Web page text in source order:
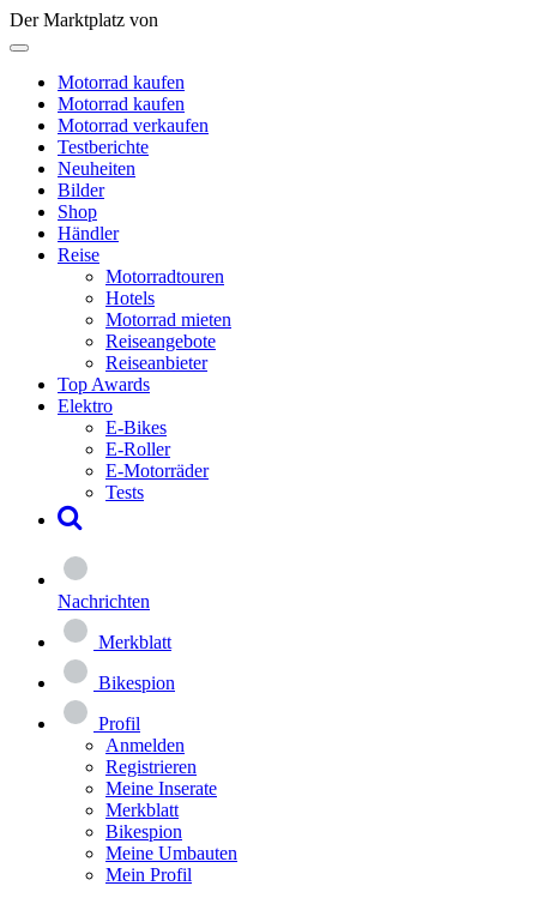
Der Marktplatz von
Motorrad kaufen
Motorrad kaufen
Motorrad verkaufen
Testberichte
Neuheiten
Bilder
Shop
Händler
Reise
Motorradtouren
Hotels
Motorrad mieten
Reiseangebote
Reiseanbieter
Top Awards
Elektro
E-Bikes
E-Roller
E-Motorräder
Tests
Nachrichten
Merkblatt
Bikespion
Profil
Anmelden
Registrieren
Meine Inserate
Merkblatt
Bikespion
Meine Umbauten
Mein Profil